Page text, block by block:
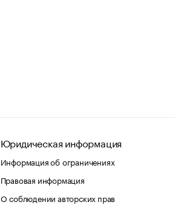
Юридическая информация
Информация об ограничениях
Правовая информация
О соблюдении авторских прав